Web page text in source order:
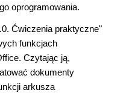
oprogramowania.
Ćwiczenia praktyczne"
funkcjach
Czytając ją,
dokumenty
arkusza